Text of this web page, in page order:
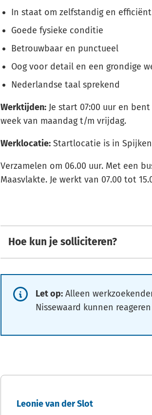
In staat om zelfstandig en
Goede fysieke conditie
Betrouwbaar en punctueel
Oog voor detail en een grondige
Nederlandse taal sprekend
Werktijden: Je start 07:00 uur en
week van maandag t/m vrijdag.
Werklocatie: Startlocatie is in
Verzamelen om 06.00 uur. Met een
Maasvlakte. Je werkt van 07.00 tot
Hoe kun je solliciteren?
Informatie:
Let op: Alleen
Nissewaard kunnen
Leonie van der Slot